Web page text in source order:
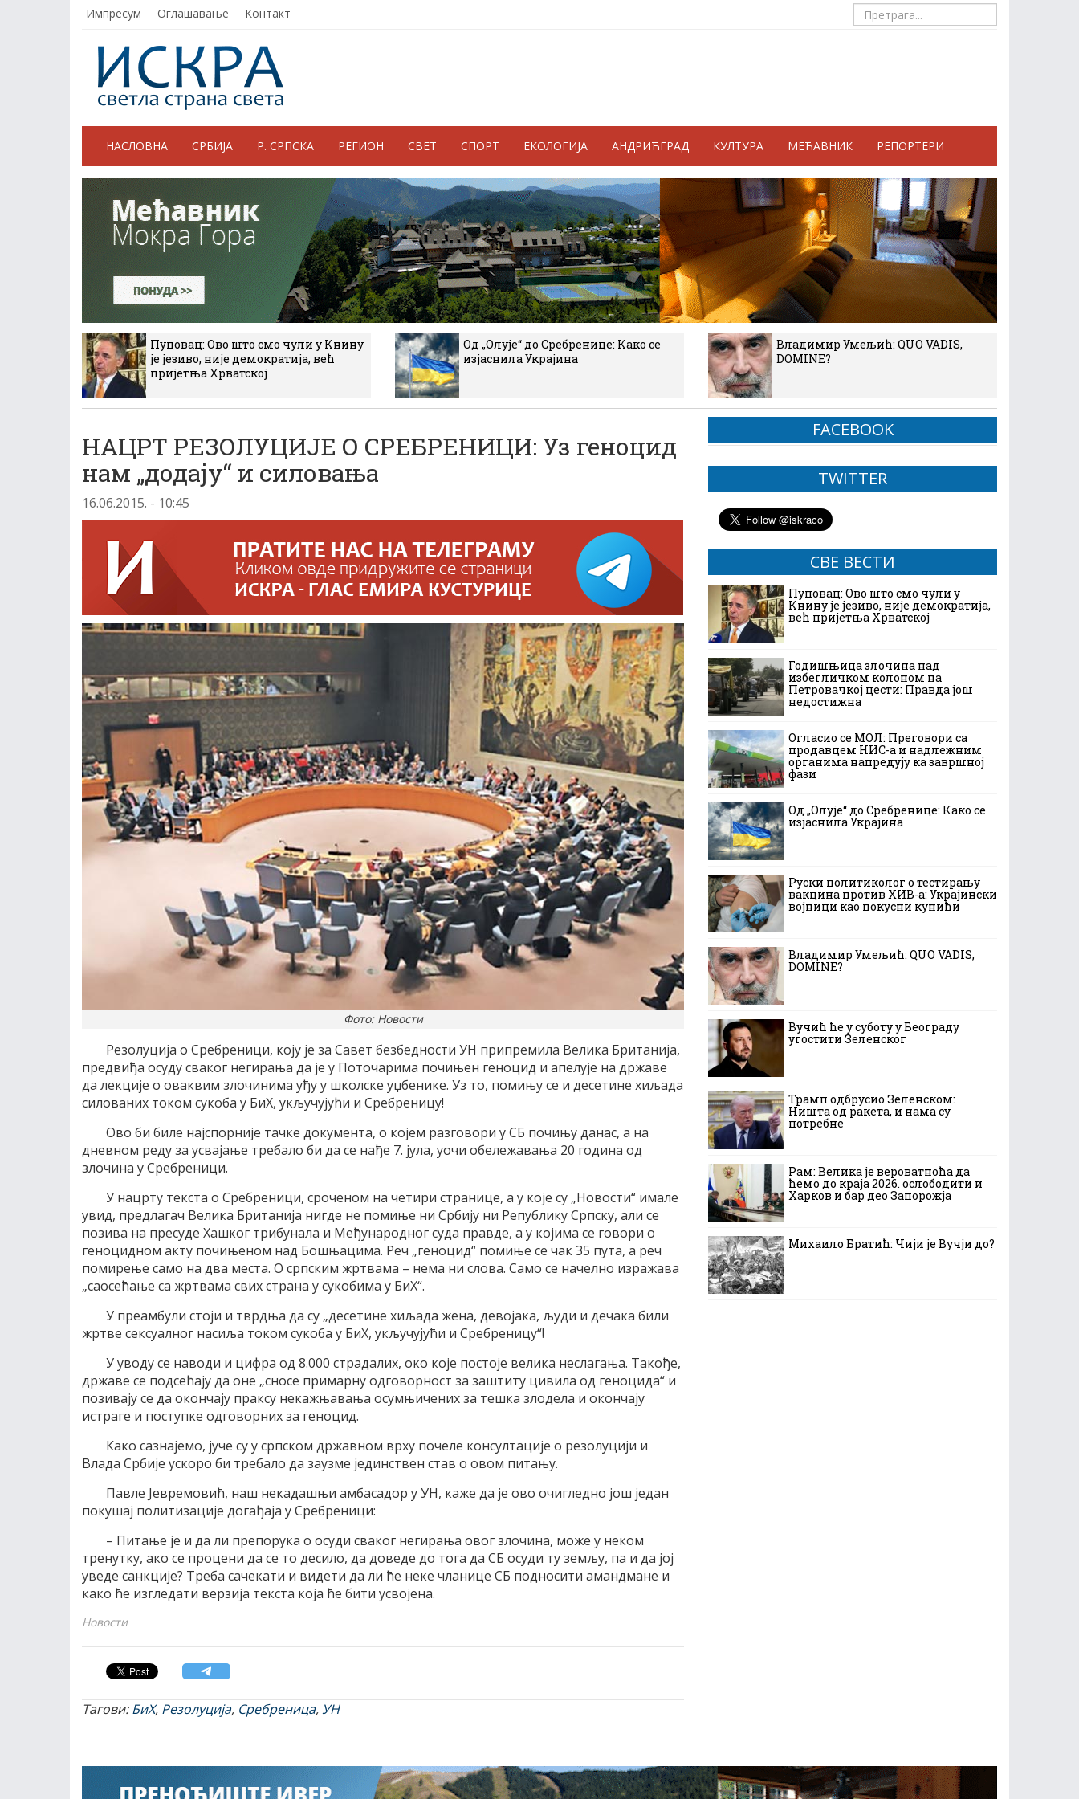
Импресум Оглашавање Контакт
НАСЛОВНА СРБИЈА Р. СРПСКА РЕГИОН СВЕТ СПОРТ ЕКОЛОГИЈА АНДРИЋГРАД КУЛТУРА МЕЋАВНИК РЕПОРТЕРИ
Пуповац: Ово што смо чули у Книну
је језиво, није демократија, већ
пријетња Хрватској
Од „Олује“ до Сребренице: Како се
изјаснила Украјина
Владимир Умељић: QUO VADIS,
DOMINE?
НАЦРТ РЕЗОЛУЦИЈЕ О СРЕБРЕНИЦИ: Уз геноцид
нам „додају“ и силовања
16.06.2015. - 10:45
Фото: Новости
Резолуција о Сребреници, коју је за Савет безбедности УН припремила Велика Британија,
предвиђа осуду сваког негирања да је у Поточарима почињен геноцид и апелује на државе
да лекције о оваквим злочинима уђу у школске уџбенике. Уз то, помињу се и десетине хиљада
силованих током сукоба у БиХ, укључујући и Сребреницу!
Ово би биле најспорније тачке документа, о којем разговори у СБ почињу данас, а на
дневном реду за усвајање требало би да се нађе 7. јула, уочи обележавања 20 година од
злочина у Сребреници.
У нацрту текста о Сребреници, сроченом на четири странице, а у које су „Новости“ имале
увид, предлагач Велика Британија нигде не помиње ни Србију ни Републику Српску, али се
позива на пресуде Хашког трибунала и Међународног суда правде, а у којима се говори о
геноцидном акту почињеном над Бошњацима. Реч „геноцид“ помиње се чак 35 пута, а реч
помирење само на два места. О српским жртвама – нема ни слова. Само се начелно изражава
„саосећање са жртвама свих страна у сукобима у БиХ“.
У преамбули стоји и тврдња да су „десетине хиљада жена, девојака, људи и дечака били
жртве сексуалног насиља током сукоба у БиХ, укључујући и Сребреницу“!
У уводу се наводи и цифра од 8.000 страдалих, око које постоје велика неслагања. Такође,
државе се подсећају да оне „сносе примарну одговорност за заштиту цивила од геноцида“ и
позивају се да окончају праксу некажњавања осумњичених за тешка злодела и окончају
истраге и поступке одговорних за геноцид.
Како сазнајемо, јуче су у српском државном врху почеле консултације о резолуцији и
Влада Србије ускоро би требало да заузме јединствен став о овом питању.
Павле Јевремовић, наш некадашњи амбасадор у УН, каже да је ово очигледно још један
покушај политизације догађаја у Сребреници:
– Питање је и да ли препорука о осуди сваког негирања овог злочина, може у неком
тренутку, ако се процени да се то десило, да доведе до тога да СБ осуди ту земљу, па и да јој
уведе санкције? Треба сачекати и видети да ли ће неке чланице СБ подносити амандмане и
како ће изгледати верзија текста која ће бити усвојена.
Новости
Тагови:БиХ, Резолуција, Сребреница,УН
FACEBOOK
TWITTER
СВЕ ВЕСТИ
Пуповац: Ово што смо чули у
Книну је језиво, није демократија,
већ пријетња Хрватској
Годишњица злочина над
избегличком колоном на
Петровачкој цести: Правда још
недостижна
Огласио се МОЛ: Преговори са
продавцем НИС-а и надлежним
органима напредују ка завршној
фази
Од „Олује“ до Сребренице: Како се
изјаснила Украјина
Руски политиколог о тестирању
вакцина против ХИВ-а: Украјински
војници као покусни кунићи
Владимир Умељић: QUO VADIS,
DOMINE?
Вучић ће у суботу у Београду
угостити Зеленског
Трамп одбрусио Зеленском:
Ништа од ракета, и нама су
потребне
Рам: Велика је вероватноћа да
ћемо до краја 2026. ослободити и
Харков и бар део Запорожја
Михаило Братић: Чији је Вучји до?